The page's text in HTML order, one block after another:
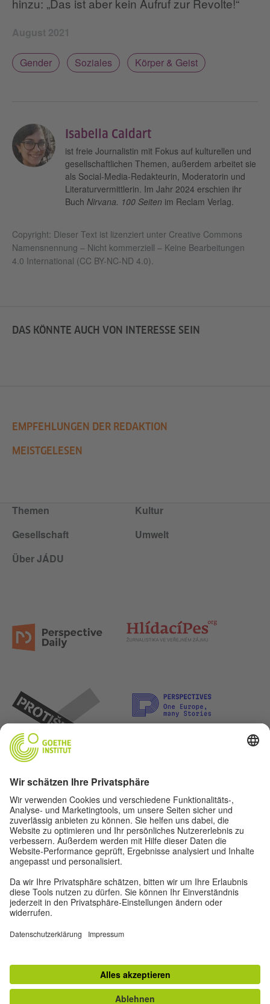
hinzu: „Das ist aber kein Aufruf zur Revolte!“
August 2021
Gender Soziales Körper & Geist
Isabella Caldart
ist freie Journalistin mit Fokus auf kulturellen und
gesellschaftlichen Themen, außerdem arbeitet sie
als Social-Media-Redakteurin, Moderatorin und
Literaturvermittlerin. Im Jahr 2024 erschien ihr
Buch Nirvana. 100 Seiten im Reclam Verlag.
Copyright: Dieser Text ist lizenziert unter Creative Commons
Namensnennung – Nicht kommerziell – Keine Bearbeitungen
4.0 International (CC BY-NC-ND 4.0).
DAS KÖNNTE AUCH VON INTERESSE SEIN
EMPFEHLUNGEN DER REDAKTION
MEISTGELESEN
Themen
Kultur
Gesellschaft
Umwelt
Über JÁDU
Impressum
Nutzungsbedingungen
Lasst uns Freunde werden. Folge uns: